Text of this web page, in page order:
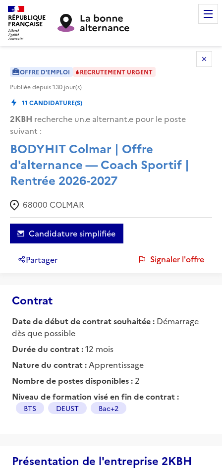
RÉPUBLIQUE
FRANÇAISE
OFFRE D'EMPLOI
RECRUTEMENT URGENT
Publiée depuis130 jour(s)
11 CANDIDATURE(S)
2KBH recherche un.e alternant.e pour le poste
suivant :
BODYHIT Colmar | Offre
d'alternance — Coach Sportif |
Rentrée 2026-2027
68000 COLMAR
Candidature simplifiée
Partager Signaler l'offre
Contrat
Date de début de contrat souhaitée : Démarrage
dès que possible
Durée du contrat :12 mois
Nature du contrat : Apprentissage
Nombre de postes disponibles : 2
Niveau de formation visé en fin de contrat :
BTS DEUST Bac+2
Présentation de l'entreprise 2KBH